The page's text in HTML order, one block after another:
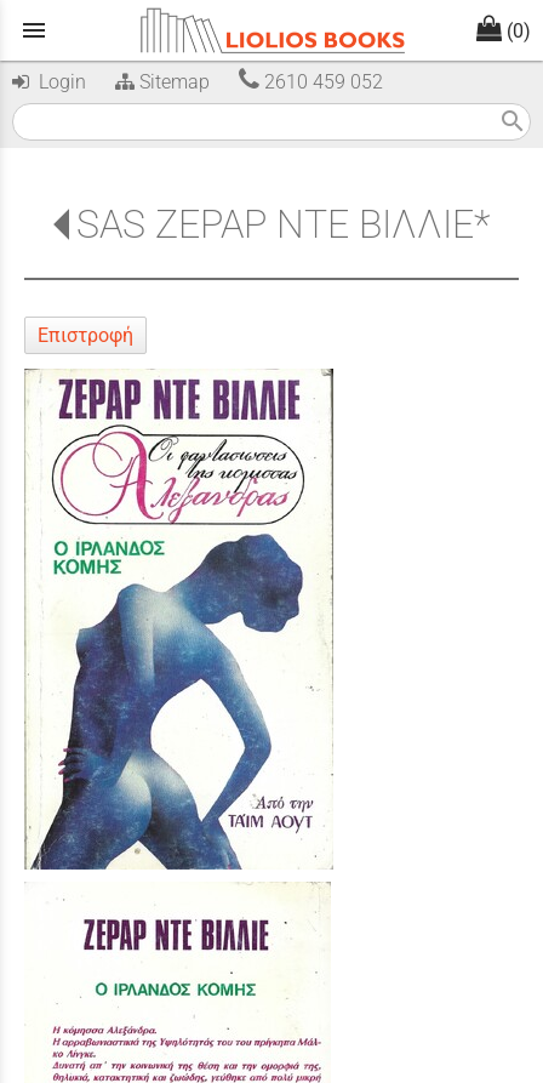
menu (0)
Login Sitemap 2610 459 052
search
SAS ΖΕΡΑΡ ΝΤΕ ΒΙΛΛΙΕ*
Επιστροφή